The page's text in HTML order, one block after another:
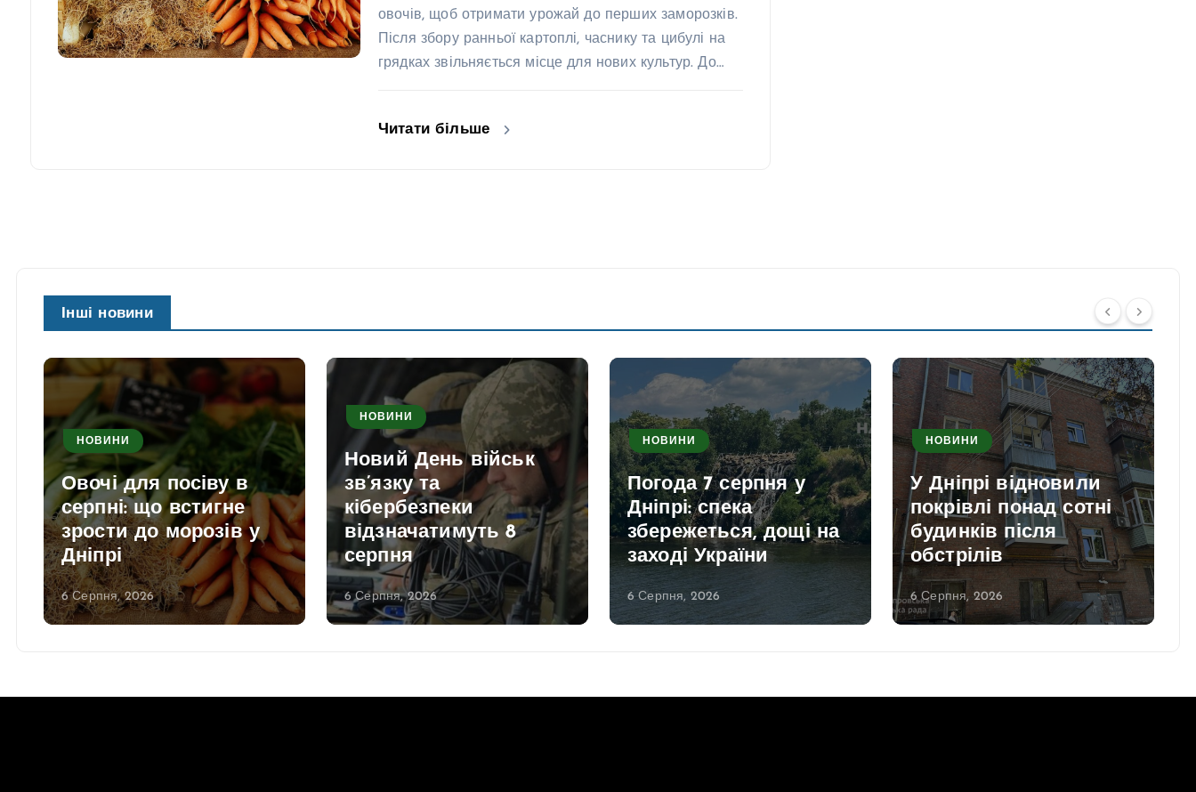
овочів, щоб отримати урожай до перших заморозків.
Після збору ранньої картоплі, часнику та цибулі на
грядках звільняється місце для нових культур. До…
Читати більше
Інші новини
НОВИНИ
Овочі для посіву в
серпні: що встигне
зрости до морозів у
Дніпрі
6 Серпня, 2026
НОВИНИ
Новий День військ
зв’язку та
кібербезпеки
відзначатимуть 8
серпня
6 Серпня, 2026
НОВИНИ
Погода 7 серпня у
Дніпрі: спека
збережеться, дощі на
заході України
6 Серпня, 2026
НОВИНИ
У Дніпрі відновили
покрівлі понад сотні
будинків після
обстрілів
6 Серпня, 2026